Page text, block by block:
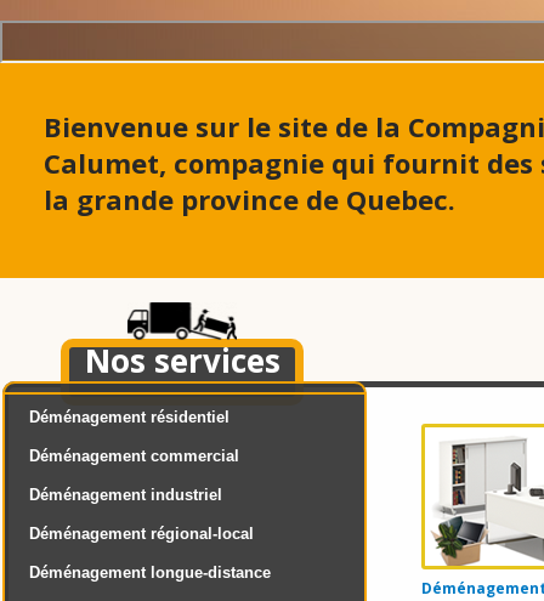
Déménagement résidentiel
Déménagement commercial
Déménagement industriel
Déménagement régional-local
Déménagement longue-distance
Bienvenue sur le site de la
Calumet, compagnie qui fournit
la grande province de Quebec.
Nos services